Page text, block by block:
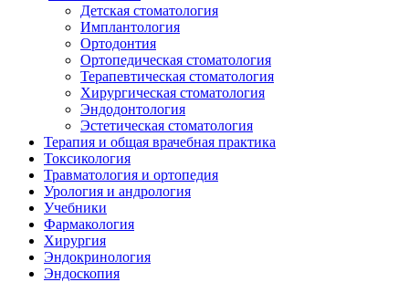
Детская стоматология
Имплантология
Ортодонтия
Ортопедическая стоматология
Терапевтическая стоматология
Хирургическая стоматология
Эндодонтология
Эстетическая стоматология
Терапия и общая врачебная практика
Токсикология
Травматология и ортопедия
Урология и андрология
Учебники
Фармакология
Хирургия
Эндокринология
Эндоскопия